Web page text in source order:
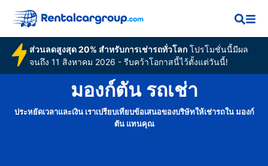
ส่วนลดสูงสุด 20% สำหรับการเช่ารถทั่วโลกโปรโมชั่นนี้มีผล
จนถึง 11 สิงหาคม 2026 - รีบคว้าโอกาสนี้ไว้ตั้งแต่วันนี้!
มองก์ตัน รถเช่า
ประหยัดเวลาและเงิน เราเปรียบเทียบข้อเสนอของบริษัทให้เช่ารถใน มองก์
ตัน แทนคุณ